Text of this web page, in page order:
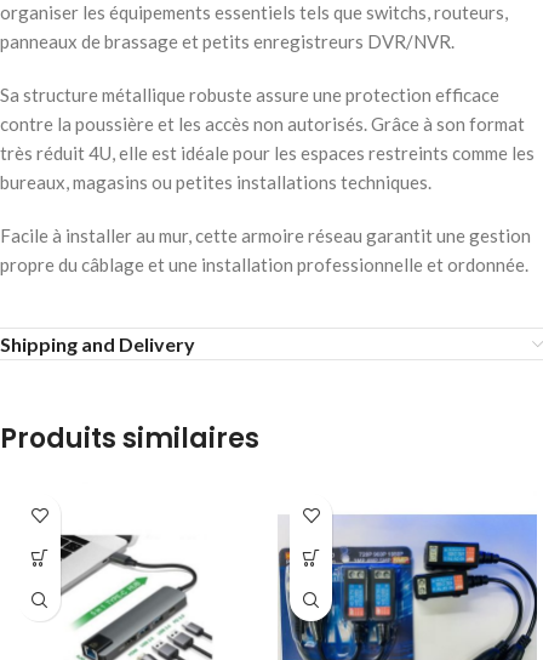
organiser les équipements essentiels tels que switchs, routeurs,
panneaux de brassage et petits enregistreurs DVR/NVR.
Sa structure métallique robuste assure une protection efficace
contre la poussière et les accès non autorisés. Grâce à son format
très réduit 4U, elle est idéale pour les espaces restreints comme les
bureaux, magasins ou petites installations techniques.
Facile à installer au mur, cette armoire réseau garantit une gestion
propre du câblage et une installation professionnelle et ordonnée.
Shipping and Delivery
Produits similaires